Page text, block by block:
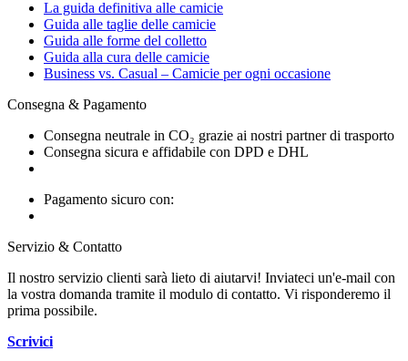
La guida definitiva alle camicie
Guida alle taglie delle camicie
Guida alle forme del colletto
Guida alla cura delle camicie
Business vs. Casual – Camicie per ogni occasione
Consegna & Pagamento
Consegna neutrale in CO₂ grazie ai nostri partner di trasporto
Consegna sicura e affidabile con DPD e DHL
Pagamento sicuro con:
Servizio & Contatto
Il nostro servizio clienti sarà lieto di aiutarvi! Inviateci un'e-mail con
la vostra domanda tramite il modulo di contatto. Vi risponderemo il
prima possibile.
Scrivici